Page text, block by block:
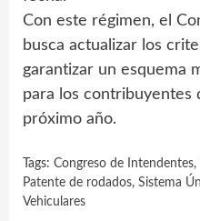
Con este régimen, el
busca actualizar los
garantizar un esquema
para los contribuyentes
próximo año.
Tags: Congreso de Intendentes,
Patente de rodados, Sistema
Vehiculares